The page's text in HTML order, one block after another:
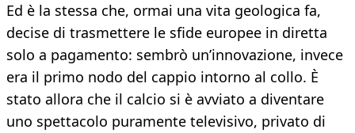
Ed è la stessa che, ormai una vita geologica fa,
decise di trasmettere le sfide europee in diretta
solo a pagamento: sembrò un’innovazione, invece
era il primo nodo del cappio intorno al collo. È
stato allora che il calcio si è avviato a diventare
uno spettacolo puramente televisivo, privato di